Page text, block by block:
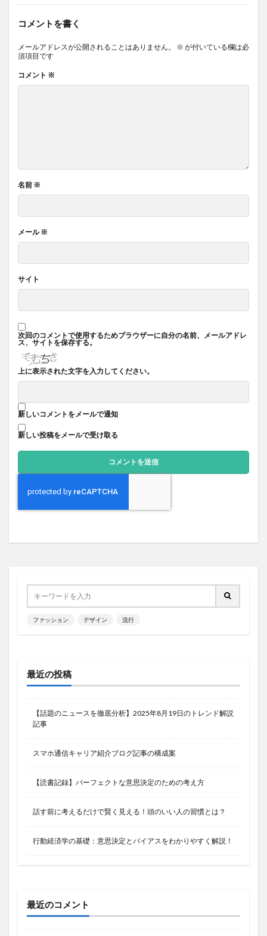
コメントを書く
メールアドレスが公開されることはありません。 ※ が付いている欄は必
須項目です
コメント ※
名前 ※
メール※
サイト
次回のコメントで使用するためブラウザーに自分の名前、メールアドレ
ス、サイトを保存する。
上に表示された文字を入力してください。
新しいコメントをメールで通知
新しい投稿をメールで受け取る
ファッション デザイン 流行
最近の投稿
【話題のニュースを徹底分析】2025年8月19日のトレンド解説
記事
スマホ通信キャリア紹介ブログ記事の構成案
【読書記録】パーフェクトな意思決定のための考え方
話す前に考えるだけで賢く見える！頭のいい人の習慣とは？
行動経済学の基礎：意思決定とバイアスをわかりやすく解説！
最近のコメント